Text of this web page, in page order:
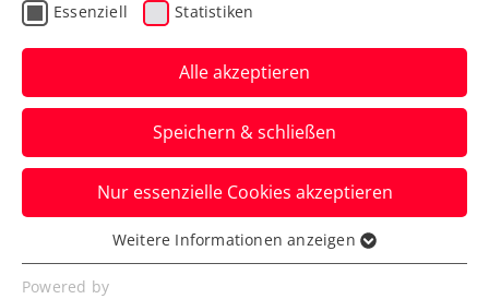
Burgenland Juniors:
Szerencsits und Tagger
kämpfen um ITF-
Heimsiege
Das erste ITF-Jugendevent in Österreich
im neuen Jahr läuft aus rot-weiß-roter
Sicht sehr erfreulich.
Essenziell Statistiken
Alle akzeptieren
Speichern & schließen
Nur essenzielle Cookies akzeptieren
Essenziell
Essenzielle Cookies werden für grundlegende
Weitere Informationen anzeigen
Powered by